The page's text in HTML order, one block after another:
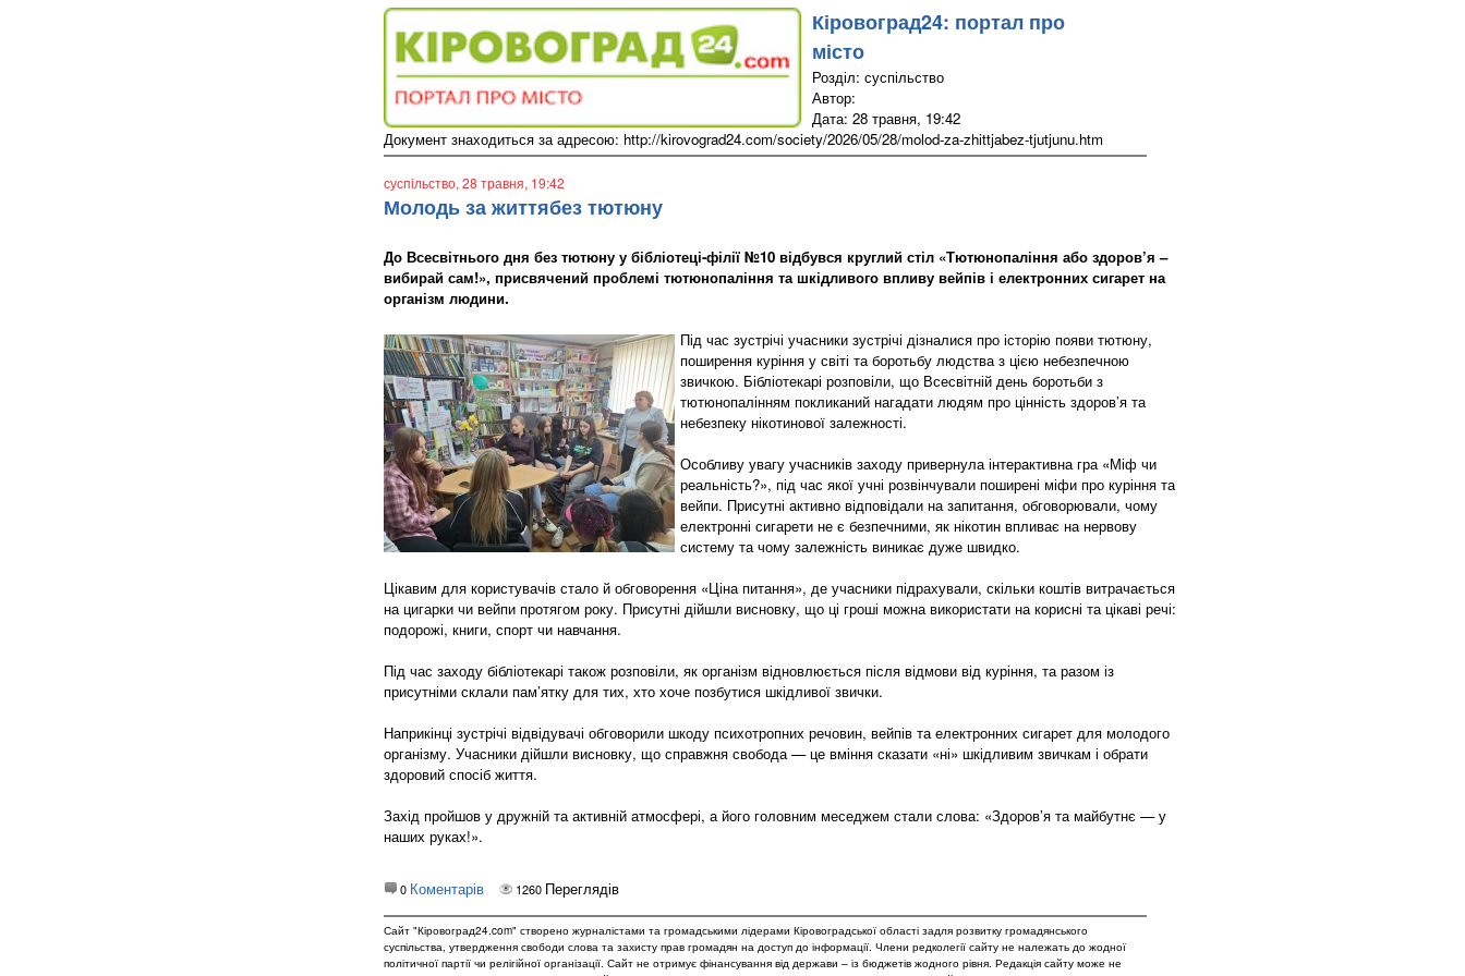
Кіровоград24: портал про
місто
Розділ: суспільство
Автор:
Дата: 28 травня, 19:42
Документ знаходиться за адресою: http://kirovograd24.com/society/2026/05/28/molod-za-zhittjabez-tjutjunu.htm
суспільство, 28 травня, 19:42
Молодь за життябез тютюну
До Всесвітнього дня без тютюну у бібліотеці-філії №10 відбувся круглий стіл «Тютюнопаління або здоров’я –
вибирай сам!», присвячений проблемі тютюнопаління та шкідливого впливу вейпів і електронних сигарет на
організм людини.
Під час зустрічі учасники зустрічі дізналися про історію появи тютюну,
поширення куріння у світі та боротьбу людства з цією небезпечною
звичкою. Бібліотекарі розповіли, що Всесвітній день боротьби з
тютюнопалінням покликаний нагадати людям про цінність здоров’я та
небезпеку нікотинової залежності.
Особливу увагу учасників заходу привернула інтерактивна гра «Міф чи
реальність?», під час якої учні розвінчували поширені міфи про куріння та
вейпи. Присутні активно відповідали на запитання, обговорювали, чому
електронні сигарети не є безпечними, як нікотин впливає на нервову
систему та чому залежність виникає дуже швидко.
Цікавим для користувачів стало й обговорення «Ціна питання», де учасники підрахували, скільки коштів витрачається
на цигарки чи вейпи протягом року. Присутні дійшли висновку, що ці гроші можна використати на корисні та цікаві речі:
подорожі, книги, спорт чи навчання.
Під час заходу бібліотекарі також розповіли, як організм відновлюється після відмови від куріння, та разом із
присутніми склали пам’ятку для тих, хто хоче позбутися шкідливої звички.
Наприкінці зустрічі відвідувачі обговорили шкоду психотропних речовин, вейпів та електронних сигарет для молодого
організму. Учасники дійшли висновку, що справжня свобода — це вміння сказати «ні» шкідливим звичкам і обрати
здоровий спосіб життя.
Захід пройшов у дружній та активній атмосфері, а його головним меседжем стали слова: «Здоров’я та майбутнє — у
наших руках!».
0 Коментарів 1260 Переглядів
Сайт "Кіровоград24.com" створено журналістами та громадськими лідерами Кіровоградської області задля розвитку громадянського
суспільства, утвердження свободи слова та захисту прав громадян на доступ до інформації. Члени редколегії сайту не належать до жодної
політичної партії чи релігійної організації. Сайт не отримує фінансування від держави – із бюджетів жодного рівня. Редакція сайту може не